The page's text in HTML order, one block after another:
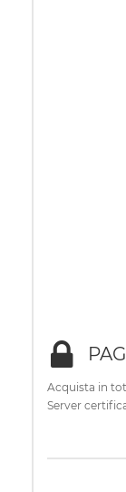
Acquista in
Server